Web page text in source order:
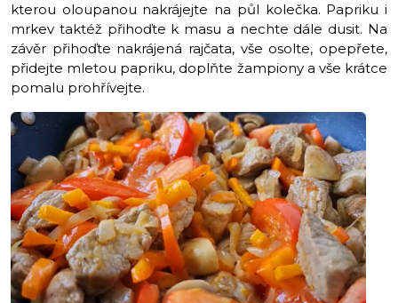
kterou oloupanou nakrájejte na půl kolečka. Papriku i
mrkev taktéž přihoďte k masu a nechte dále dusit. Na
závěr přihoďte nakrájená rajčata, vše osolte, opepřete,
přidejte mletou papriku, doplňte žampiony a vše krátce
pomalu prohřívejte.